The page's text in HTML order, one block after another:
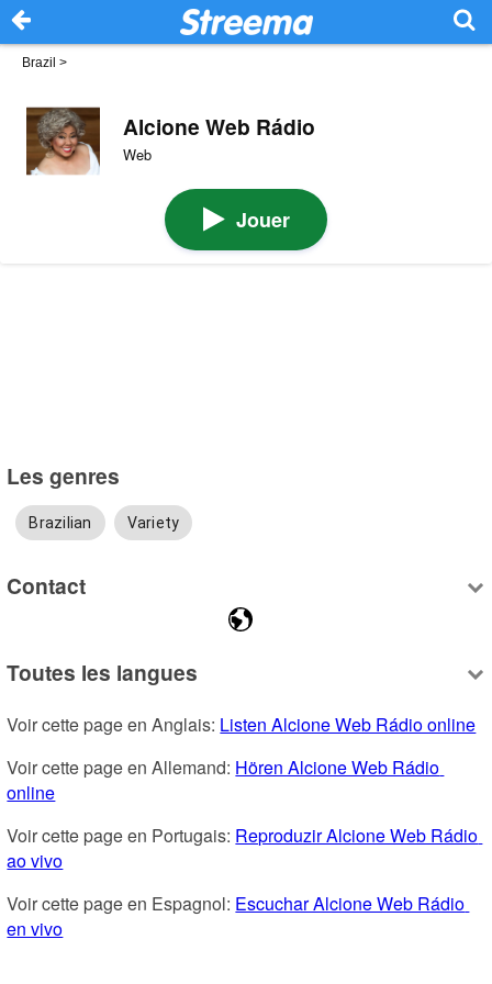
Brazil >
Alcione Web Rádio
Web
Jouer
Les genres
Brazilian Variety
Contact
Toutes les langues
Voir cette page en Anglais: Listen Alcione Web Rádio online
Voir cette page en Allemand: Hören Alcione Web Rádio
online
Voir cette page en Portugais: Reproduzir Alcione Web Rádio
ao vivo
Voir cette page en Espagnol: Escuchar Alcione Web Rádio
en vivo